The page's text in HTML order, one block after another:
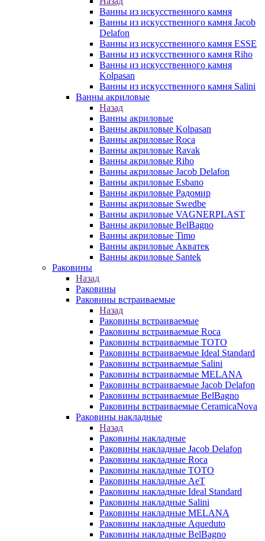
Ванны из искусственного камня
Ванны из искусственного камня Jacob
Delafon
Ванны из искусственного камня ESSE
Ванны из искусственного камня Riho
Ванны из искусственного камня
Kolpasan
Ванны из искусственного камня Salini
Ванны акриловые
Назад
Ванны акриловые
Ванны акриловые Kolpasan
Ванны акриловые Roca
Ванны акриловые Ravak
Ванны акриловые Riho
Ванны акриловые Jacob Delafon
Ванны акриловые Esbano
Ванны акриловые Радомир
Ванны акриловые Swedbe
Ванны акриловые VAGNERPLAST
Ванны акриловые BelBagno
Ванны акриловые Timo
Ванны акриловые Акватек
Ванны акриловые Santek
Раковины
Назад
Раковины
Раковины встраиваемые
Назад
Раковины встраиваемые
Раковины встраиваемые Roca
Раковины встраиваемые TOTO
Раковины встраиваемые Ideal Standard
Раковины встраиваемые Salini
Раковины встраиваемые MELANA
Раковины встраиваемые Jacob Delafon
Раковины встраиваемые BelBagno
Раковины встраиваемые CeramicaNova
Раковины накладные
Назад
Раковины накладные
Раковины накладные Jacob Delafon
Раковины накладные Roca
Раковины накладные TOTO
Раковины накладные AeT
Раковины накладные Ideal Standard
Раковины накладные Salini
Раковины накладные MELANA
Раковины накладные Aqueduto
Раковины накладные BelBagno